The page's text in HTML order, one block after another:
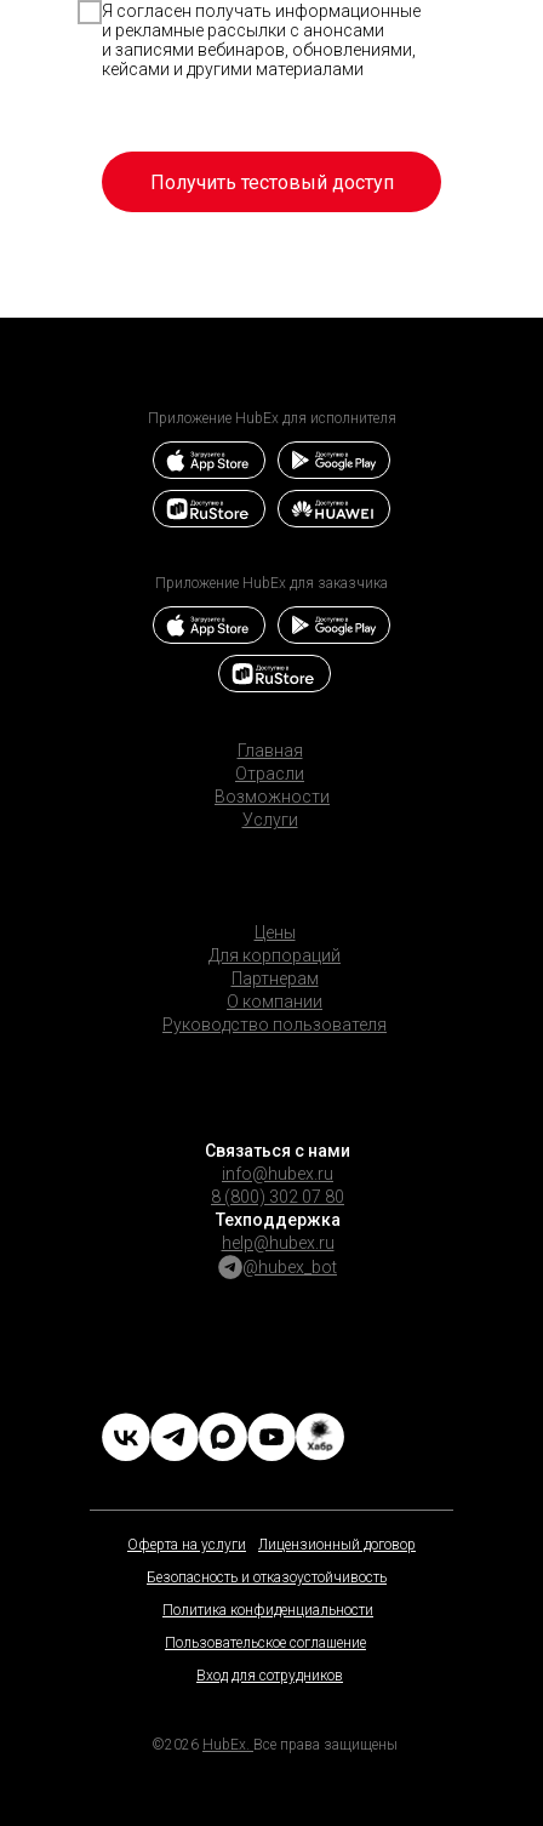
Я согласен получать информационные
и рекламные рассылки с анонсами
и записями вебинаров, обновлениями,
кейсами и другими материалами
Получить тестовый доступ
Оферта на услуги
Лицензионный договор
Безопасность и отказоустойчивость
Политика конфиденциальности
Пользовательское соглашение
Вход для сотрудников
Связаться с нами
info@hubex.ru
8 (800) 302 07 80
Техподдержка
help@hubex.ru
@hubex_bot
Цены
Для корпораций
Партнерам
О компании
Руководство пользователя
Главная
Отрасли
Возможности
Услуги
©2026 HubEx. Все права защищены
Приложение HubEx для заказчика
Приложение HubEx для исполнителя